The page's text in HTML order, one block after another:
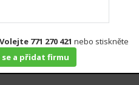
Volejte 771 270 421 nebo stiskněte
a přidat firmu